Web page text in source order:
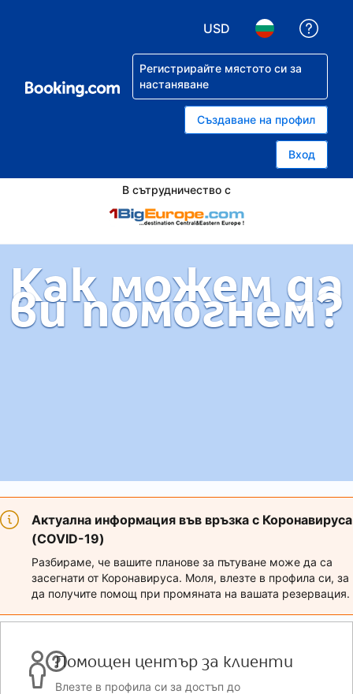
USD
Регистрирайте мястото си за
настаняване
Създаване на профил
Вход
В сътрудничество с
Как можем да
ви помогнем?
Актуална информация във връзка с Коронавируса
(COVID-19)
Разбираме, че вашите планове за пътуване може да са
засегнати от Коронавируса. Моля, влезте в профила си, за
да получите помощ при промяната на вашата резервация.
Помощен център за клиенти
Влезте в профила си за достъп до